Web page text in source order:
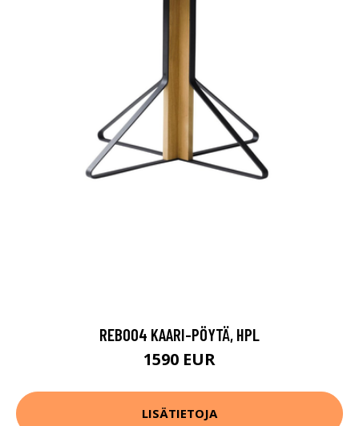
REB004 KAARI-PÖYTÄ, HPL
1590 EUR
LISÄTIETOJA